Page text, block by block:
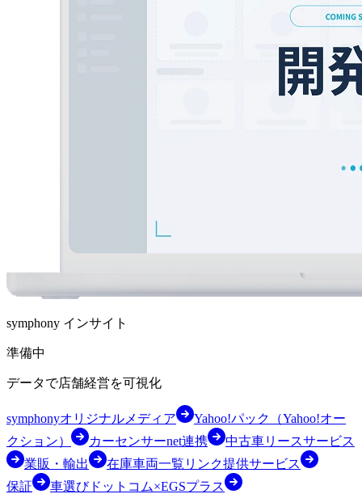
symphony インサイト
準備中
データで店舗経営を可視化
symphonyオリジナルメディア
Yahoo!パック（Yahoo!オー
クション）
カーセンサーnet連携
中古車リースサービス
業販・輸出
在庫車両一覧リンク提供サービス
保証
車選びドットコム×EGSプラス